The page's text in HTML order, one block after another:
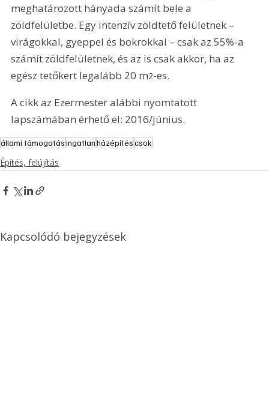
meghatározott hányada számít bele a
zöldfelületbe. Egy intenzív zöldtető felületnek –
virágokkal, gyeppel és bokrokkal – csak az 55%-a
számít zöldfelületnek, és az is csak akkor, ha az
egész tetőkert legalább 20 m2-es.
A cikk az Ezermester alábbi nyomtatott
lapszámában érhető el: 2016/június.
állami támogatásingatlanházépítéscsok
Építés, felújítás
Kapcsolódó bejegyzések